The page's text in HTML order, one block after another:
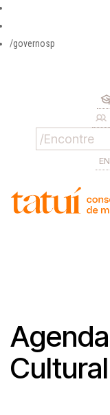
/governosp
EN
Agenda
Cultural